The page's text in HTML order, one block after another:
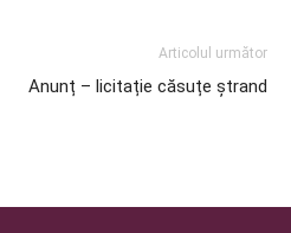
Articolul următor
Anunț – licitație căsuțe ștrand